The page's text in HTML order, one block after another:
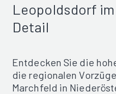
Leopoldsdorf
Detail
Entdecken Sie die
die regionalen
Marchfeld in